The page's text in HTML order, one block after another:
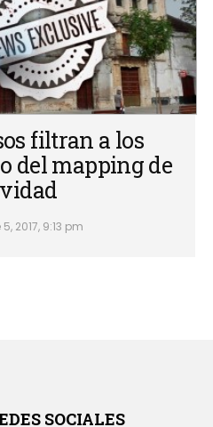
filtran a los
del mapping de
2017, 9:13 pm
SOCIALES